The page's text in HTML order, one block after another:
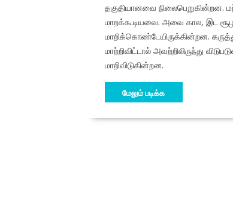
தகுதியானவை நிலைபெறுகின்றன.
மாறக்கூடியவை. அவை கால, இட
மாறிக்கொண்டேயிருக்கின்றன.
மாற்றிவிட்டால் அவற்றிலிருந்து
மாறிவிடுகின்றன.
மேலும் படிக்க